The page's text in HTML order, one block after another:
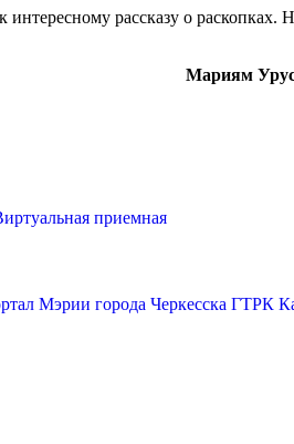
рассказу о
Мариям
приемная
Мэрии города Черкесска ГТРК